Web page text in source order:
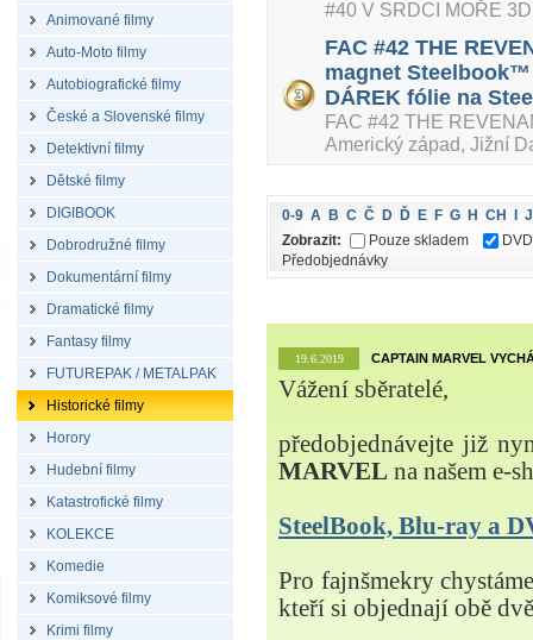
Animované filmy
Auto-Moto filmy
Autobiografické filmy
České a Slovenské filmy
Detektivní filmy
Dětské filmy
DIGIBOOK
Dobrodružné filmy
Dokumentární filmy
Dramatické filmy
Fantasy filmy
FUTUREPAK / METALPAK
Historické filmy
Horory
Hudební filmy
Katastrofické filmy
KOLEKCE
Komedie
Komiksové filmy
Krimi filmy
#40 V SRDCI MOŘE
FAC #42 THE
magnet
DÁREK fólie na
FAC #42 THE
Americký západ, Jižní
0-9 A B C Č D Ď E F G H CH
J
Zobrazit:
Pouze skladem
DVD
Předobjednávky
19.6.2019 CAPTAIN MARVEL
Vážení sběratelé,
předobjednávejte již
MARVEL na našem e-
SteelBook, Blu-ray a
Pro fajnšmekry
kteří si objednají obě